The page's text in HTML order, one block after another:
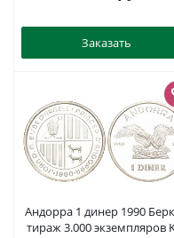
Заказать
Андорра 1 динер 1990
тираж 3.000 экземпляров